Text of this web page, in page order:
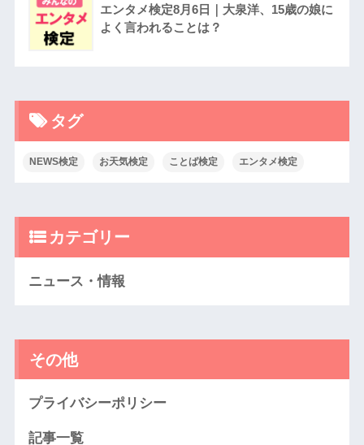
エンタメ検定8月6日｜大泉洋、15歳の娘に
よく言われることは？
タグ
NEWS検定 お天気検定 ことば検定 エンタメ検定
カテゴリー
ニュース・情報
その他
プライバシーポリシー
記事一覧